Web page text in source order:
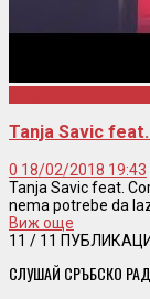
Tanja Savic
0 18/02/2018 19:43
Tanja Savic feat.
nema potrebe da
Виж още
11 / 11
СЛУШАЙ СРЪБСКО